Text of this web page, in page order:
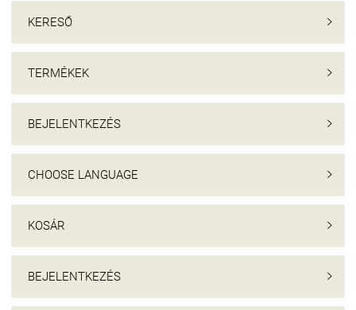
KERESŐ 
TERMÉKEK 
BEJELENTKEZÉS 
CHOOSE LANGUAGE 
KOSÁR 
BEJELENTKEZÉS 